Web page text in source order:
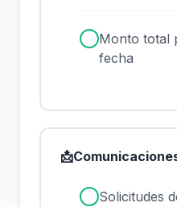
Monto total
fecha
📩
Solicitudes